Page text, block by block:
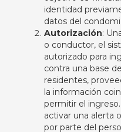
identidad
datos del
Autorización:
o conductor, el
autorizado para
contra una base
residentes,
la información
permitir el
activar una alerta
por parte del